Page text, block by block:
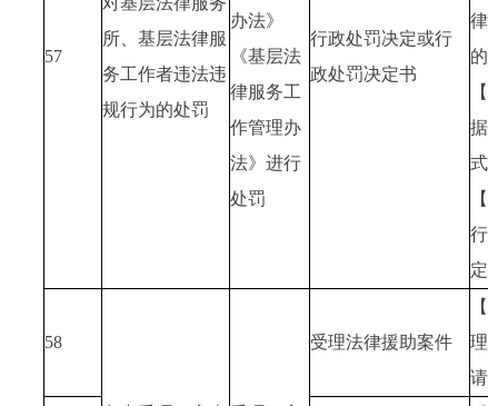
57
所、基层法律服
务工作者违法违
规行为的处罚
办法》
《基层法
律服务工
作管理办
法》进行
处罚
行政处罚决定或行
政处罚决定书
律
的
据
式
行
定
58 受理法律援助案件
理
请